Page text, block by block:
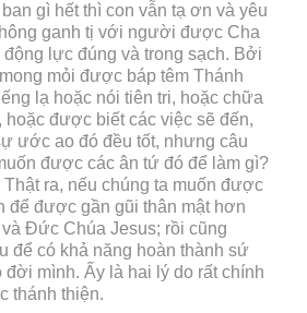
gì hết thì con vẫn tạ ơn và yêu
ganh tị với người được Cha
lực đúng và trong sạch. Bởi
mỏi được báp têm Thánh
lạ hoặc nói tiên tri, hoặc chữa
hoặc được biết các việc sẽ đến,
ước ao đó đều tốt, nhưng câu
được các ân tứ đó để làm gì?
Thật ra, nếu chúng ta muốn được
để được gần gũi thân mật hơn
Đức Chúa Jesus; rồi cũng
để có khả năng hoàn thành sứ
đời mình. Ấy là hai lý do rất chính
thánh thiện.